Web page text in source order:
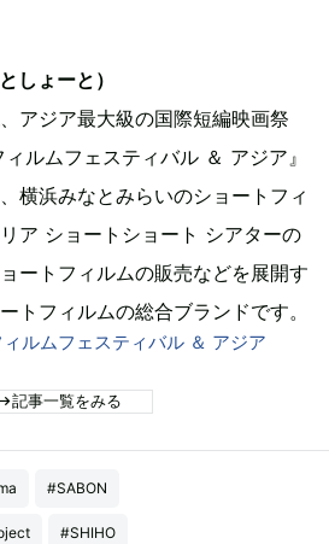
しょーと）
アジア最大級の国際短編映画祭
ルムフェスティバル ＆ アジア』
横浜みなとみらいのショートフィ
ア ショートショート シアターの
ートフィルムの販売などを展開す
トフィルムの総合ブランドです。
ルムフェスティバル ＆ アジア
記事一覧をみる
#SABON
#SHIHO